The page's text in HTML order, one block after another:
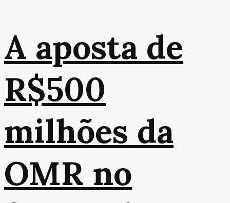
A aposta de
R$500
milhões da
OMR no